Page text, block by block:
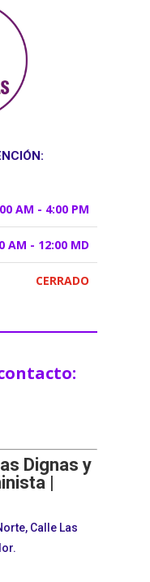
AM - 4:00 PM
AM - 12:00 MD
CERRADO
Dignas y
|
Calle Las